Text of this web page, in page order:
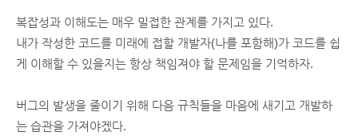
복잡성과 이해도는 매우 밀접한 관계를 가지고 있다.
내가 작성한 코드를 미래에 접할 개발자(나를 포함해)가 코드를 쉽
게 이해할 수 있을지는 항상 책임져야 할 문제임을 기억하자.
버그의 발생을 줄이기 위해 다음 규칙들을 마음에 새기고 개발하
는 습관을 가져야겠다.